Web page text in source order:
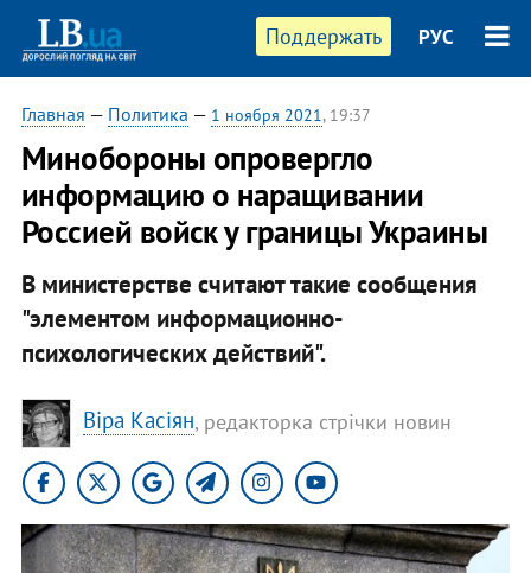
Поддержать РУС
Главная — Политика — 1 ноября 2021, 19:37
Минобороны опровергло
информацию о наращивании
Россией войск у границы Украины
В министерстве считают такие сообщения
"элементом информационно-
психологических действий".
Віра Касіян, редакторка стрічки новин